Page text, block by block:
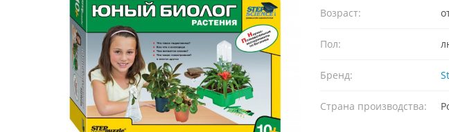
Возраст:
Пол:
Бренд:
Страна производства: